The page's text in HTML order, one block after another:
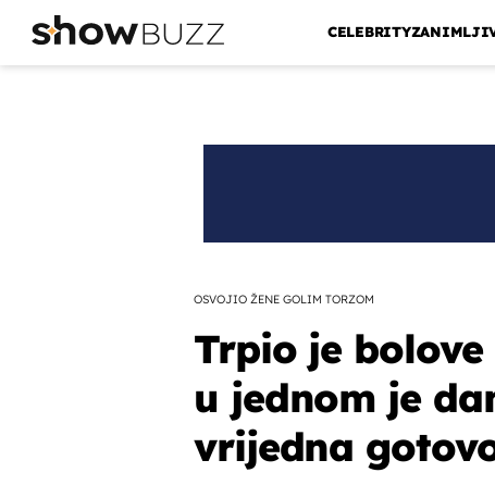
CELEBRITY
OSVOJIO ŽENE GOLIM TORZOM
Trpio je
u jednom je
vrijedna